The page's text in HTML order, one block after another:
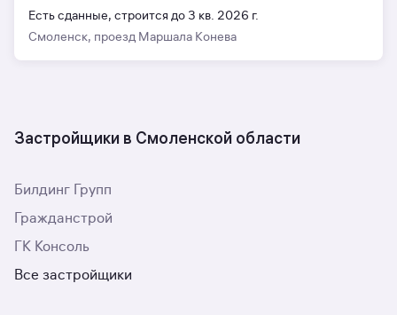
Есть сданные, строится до 3 кв. 2026 г.
Смоленск, проезд Маршала Конева
Застройщики в Смоленской области
Билдинг Групп
Гражданстрой
ГК Консоль
Все застройщики